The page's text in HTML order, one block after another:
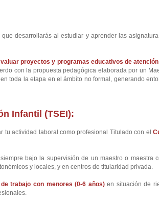
desarrollarás al estudiar y aprender las
proyectos y programas educativos de atención
con la propuesta pedagógica elaborada por un
toda la etapa en el ámbito no formal, generando
Infantil (TSEI):
tu actividad laboral como profesional Titulado con el
, siempre bajo la supervisión de un maestro o maestra
y locales, y en centros de titularidad privada.
trabajo con menores (0-6 años)en situación de